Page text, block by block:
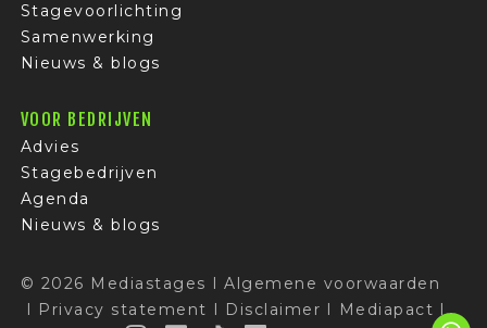
Stagevoorlichting
Samenwerking
Nieuws & blogs
VOOR BEDRIJVEN
Advies
Stagebedrijven
Agenda
Nieuws & blogs
© 2026 Mediastages
Algemene voorwaarden
Privacy statement Disclaimer Mediapact I